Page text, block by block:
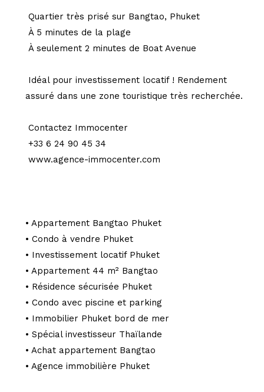
Quartier très prisé sur Bangtao, Phuket
À 5 minutes de la plage
À seulement 2 minutes de Boat Avenue
Idéal pour investissement locatif ! Rendement
assuré dans une zone touristique très recherchée.
Contactez Immocenter
+33 6 24 90 45 34
www.agence-immocenter.com
• Appartement Bangtao Phuket
• Condo à vendre Phuket
• Investissement locatif Phuket
• Appartement 44 m² Bangtao
• Résidence sécurisée Phuket
• Condo avec piscine et parking
• Immobilier Phuket bord de mer
• Spécial investisseur Thaïlande
• Achat appartement Bangtao
• Agence immobilière Phuket